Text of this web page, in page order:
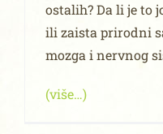
ostalih? Da li je to
ili zaista prirodni
mozga i nervnog
(više…)